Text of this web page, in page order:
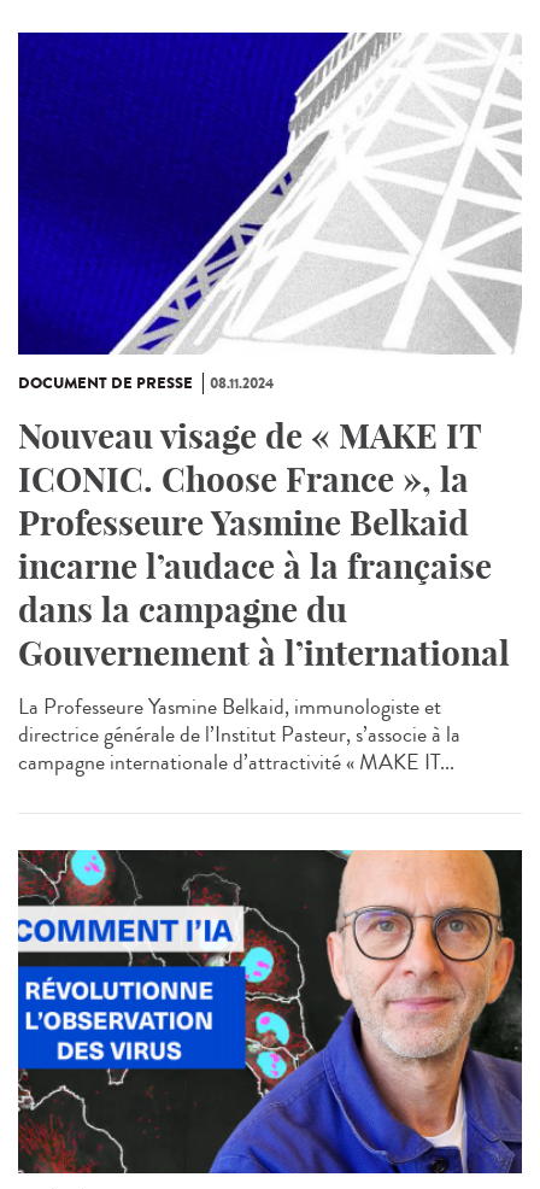
DOCUMENT DE PRESSE 08.11.2024
Nouveau visage de « MAKE IT
ICONIC. Choose France », la
Professeure Yasmine Belkaid
incarne l’audace à la française
dans la campagne du
Gouvernement à l’international
La Professeure Yasmine Belkaid, immunologiste et
directrice générale de l’Institut Pasteur, s’associe à la
campagne internationale d’attractivité « MAKE IT...